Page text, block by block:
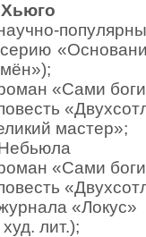
«Сами
мастер»;
«Сами
«Локус»
лит.);